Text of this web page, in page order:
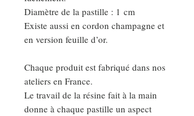
Diamètre de la pastille : 1 cm
Existe aussi en cordon champagne et
en version feuille d’or.
Chaque produit est fabriqué dans nos
ateliers en France.
Le travail de la résine fait à la main
donne à chaque pastille un aspect